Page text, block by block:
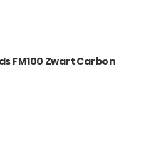
FM100 Zwart Carbon